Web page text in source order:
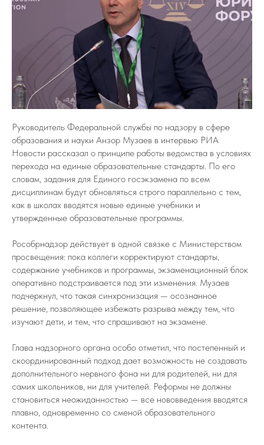
Руководитель Федеральной службы по надзору в сфере
образования и науки Анзор Музаев в интервью РИА
Новости рассказал о принципе работы ведомства в условиях
перехода на единые образовательные стандарты. По его
словам, задания для Единого госэкзамена по всем
дисциплинам будут обновляться строго параллельно с тем,
как в школах вводятся новые единые учебники и
утвержденные образовательные программы.
Рособрнадзор действует в одной связке с Министерством
просвещения: пока коллеги корректируют стандарты,
содержание учебников и программы, экзаменационный блок
оперативно подстраивается под эти изменения. Музаев
подчеркнул, что такая синхронизация — осознанное
решение, позволяющее избежать разрыва между тем, что
изучают дети, и тем, что спрашивают на экзамене.
Глава надзорного органа особо отметил, что постепенный и
скоординированный подход дает возможность не создавать
дополнительного нервного фона ни для родителей, ни для
самих школьников, ни для учителей. Реформы не должны
становиться неожиданностью — все нововведения вводятся
плавно, одновременно со сменой образовательного
контента.